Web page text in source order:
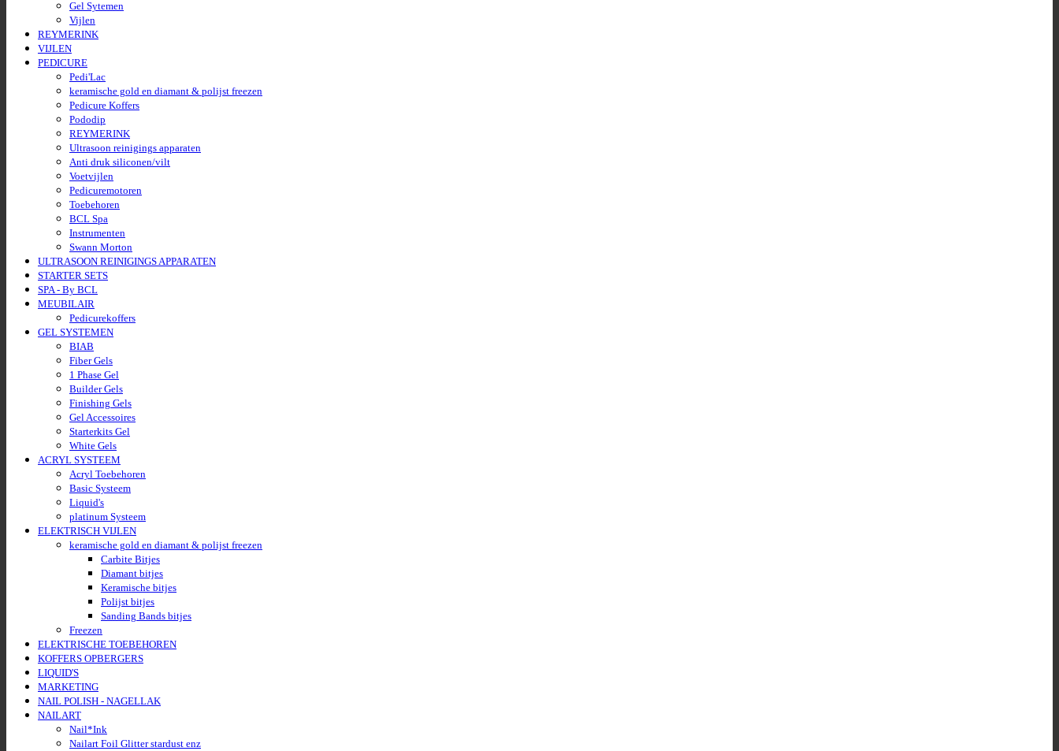
Gel Sytemen
Vijlen
REYMERINK
VIJLEN
PEDICURE
Pedi'Lac
keramische gold en diamant & polijst freezen
Pedicure Koffers
Pododip
REYMERINK
Ultrasoon reinigings apparaten
Anti druk siliconen/vilt
Voetvijlen
Pedicuremotoren
Toebehoren
BCL Spa
Instrumenten
Swann Morton
ULTRASOON REINIGINGS APPARATEN
STARTER SETS
SPA - By BCL
MEUBILAIR
Pedicurekoffers
GEL SYSTEMEN
BIAB
Fiber Gels
1 Phase Gel
Builder Gels
Finishing Gels
Gel Accessoires
Starterkits Gel
White Gels
ACRYL SYSTEEM
Acryl Toebehoren
Basic Systeem
Liquid's
platinum Systeem
ELEKTRISCH VIJLEN
keramische gold en diamant & polijst freezen
Carbite Bitjes
Diamant bitjes
Keramische bitjes
Polijst bitjes
Sanding Bands bitjes
Freezen
ELEKTRISCHE TOEBEHOREN
KOFFERS OPBERGERS
LIQUID'S
MARKETING
NAIL POLISH - NAGELLAK
NAILART
Nail*Ink
Nailart Foil Glitter stardust enz